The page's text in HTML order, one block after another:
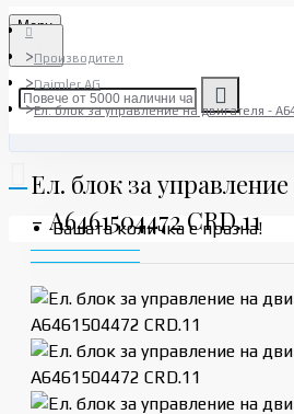
Menu
Вашата количка е празна!
Производител
Daimler AG
Ел. блок за управление на двигателя -
Ел. блок за
- A6461504472 CRD.11